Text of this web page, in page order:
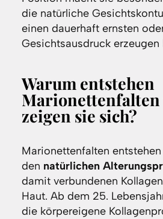
die natürliche
einen dauerhaft ernsten
Gesichtsausdruck erzeugen
Warum entstehen
Marionettenfalten
zeigen sie sich?
Marionettenfalten
den natürlichen
damit verbundenen
Haut. Ab dem 25.
die körpereigene